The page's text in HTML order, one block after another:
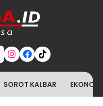
SOROT KALBAR